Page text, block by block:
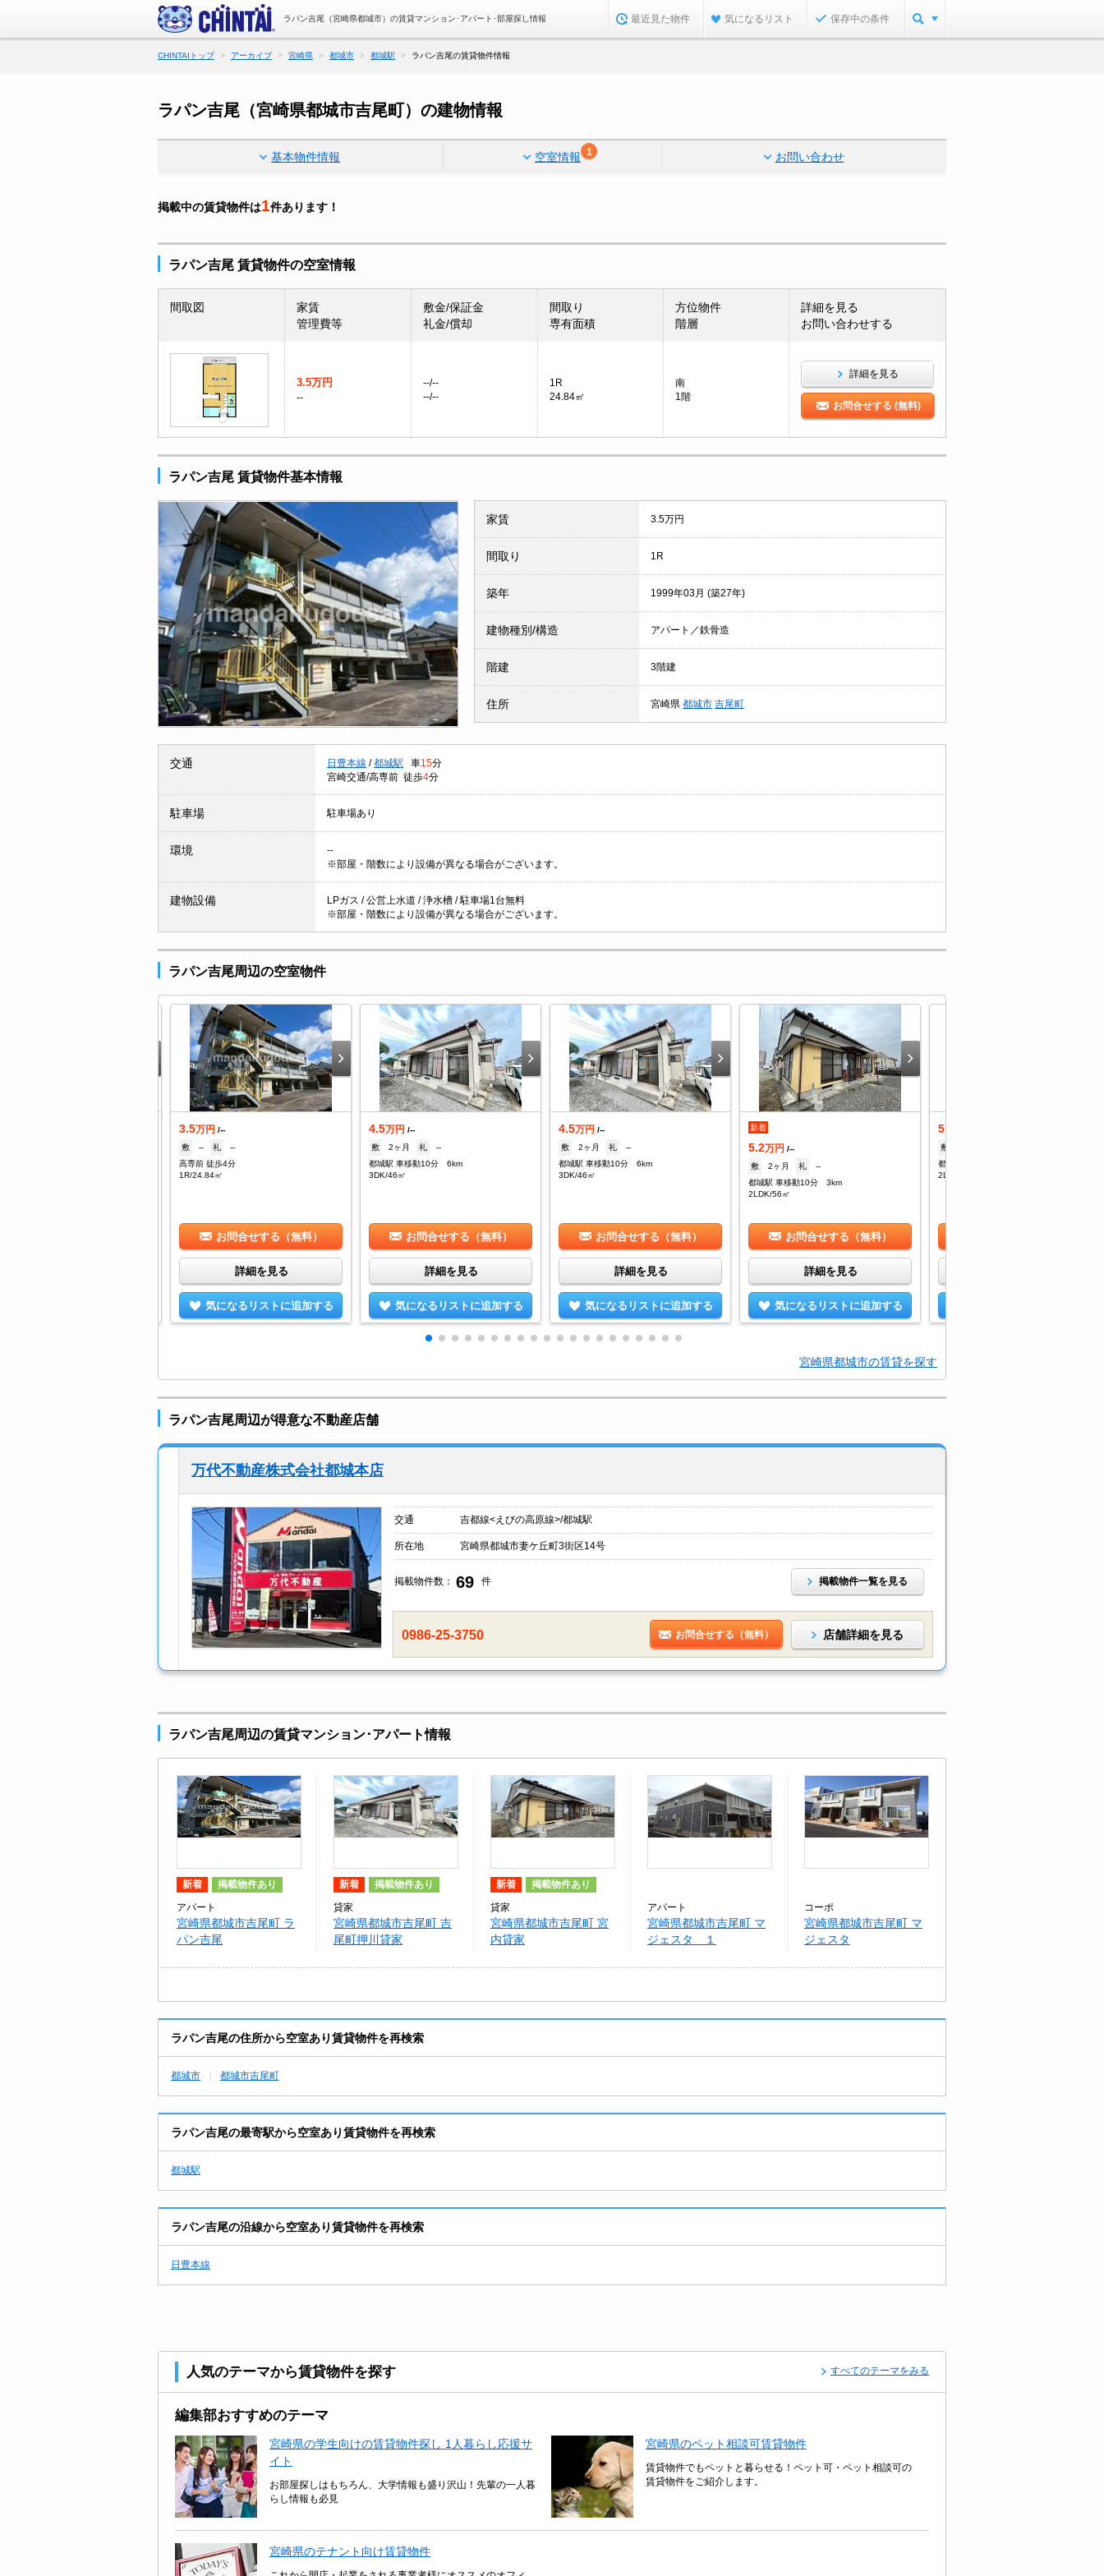
ラパン吉尾（宮崎県都城市）の賃貸マンション･アパート･部屋探し情報 最近見た物件 気になるリスト 保存中の条件
CHINTAIトップ アーカイブ 宮崎県 都城市 都城駅 ラパン吉尾の賃貸物件情報
ラパン吉尾（宮崎県都城市吉尾町）の建物情報
基本物件情報 空室情報 1 お問い合わせ
掲載中の賃貸物件は1件あります！
ラパン吉尾 賃貸物件の空室情報
間取図
家賃
管理費等
敷金/保証金
礼金/償却
間取り
専有面積
方位物件
階層
詳細を見る
お問い合わせする
3.5万円
--
--/--
--/--
1R
24.84㎡
南
1階
詳細を見る
お問合せする (無料)
ラパン吉尾 賃貸物件基本情報
家賃 3.5万円
間取り 1R
築年 1999年03月 (築27年)
建物種別/構造 アパート／鉄骨造
階建 3階建
住所 宮崎県 都城市 吉尾町
交通 日豊本線 / 都城駅 車15分
宮崎交通/高専前 徒歩4分
駐車場 駐車場あり
環境
--
※部屋・階数により設備が異なる場合がございます。
建物設備
LPガス / 公営上水道 / 浄水槽 / 駐車場1台無料
※部屋・階数により設備が異なる場合がございます。
ラパン吉尾周辺の空室物件
3.5万円 /--
敷
-- 礼
--
高専前 徒歩4分
1R/24.84㎡
お問合せする（無料）
詳細を見る
気になるリストに追加する
4.5万円 /--
敷
2ヶ月 礼
--
都城駅 車移動10分 6km
3DK/46㎡
お問合せする（無料）
詳細を見る
気になるリストに追加する
4.5万円 /--
敷
2ヶ月 礼
--
都城駅 車移動10分 6km
3DK/46㎡
お問合せする（無料）
詳細を見る
気になるリストに追加する
新着
5.2万円 /--
敷
2ヶ月 礼
--
都城駅 車移動10分 3km
2LDK/56㎡
お問合せする（無料）
詳細を見る
気になるリストに追加する
5.2
敷
都城駅 車移動10分 3km
2LDK/56㎡
宮崎県都城市の賃貸を探す
ラパン吉尾周辺が得意な不動産店舗
万代不動産株式会社都城本店
交通 吉都線<えびの高原線>/都城駅
所在地 宮崎県都城市妻ケ丘町3街区14号
掲載物件数： 69 件 掲載物件一覧を見る
0986-25-3750 お問合せする（無料） 店舗詳細を見る
ラパン吉尾周辺の賃貸マンション･アパート情報
新着 掲載物件あり
アパート
宮崎県都城市吉尾町 ラ
パン吉尾
新着 掲載物件あり
貸家
宮崎県都城市吉尾町 吉
尾町押川貸家
新着 掲載物件あり
貸家
宮崎県都城市吉尾町 宮
内貸家
アパート
宮崎県都城市吉尾町 マ
ジェスタ １
コーポ
宮崎県都城市吉尾町 マ
ジェスタ
ラパン吉尾の住所から空室あり賃貸物件を再検索
都城市 都城市吉尾町
ラパン吉尾の最寄駅から空室あり賃貸物件を再検索
都城駅
ラパン吉尾の沿線から空室あり賃貸物件を再検索
日豊本線
人気のテーマから賃貸物件を探す すべてのテーマをみる
編集部おすすめのテーマ
宮崎県の学生向けの賃貸物件探し 1人暮らし応援サ
イト
お部屋探しはもちろん、大学情報も盛り沢山！先輩の一人暮
らし情報も必見
宮崎県のペット相談可賃貸物件
賃貸物件でもペットと暮らせる！ペット可・ペット相談可の
賃貸物件をご紹介します。
宮崎県のテナント向け賃貸物件